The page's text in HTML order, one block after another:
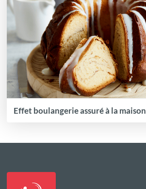
Effet boulangerie assuré à la maison